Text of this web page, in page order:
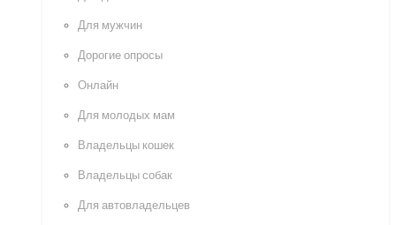
Для мужчин
Дорогие опросы
Онлайн
Для молодых мам
Владельцы кошек
Владельцы собак
Для автовладельцев